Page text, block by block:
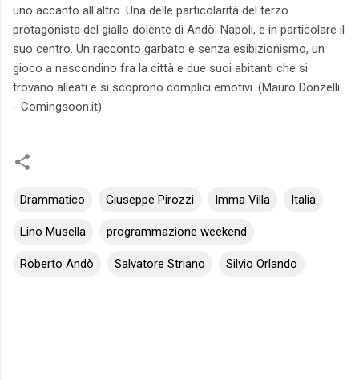
uno accanto all'altro. Una delle particolarità del terzo
protagonista del giallo dolente di Andò: Napoli, e in particolare il
suo centro. Un racconto garbato e senza esibizionismo, un
gioco a nascondino fra la città e due suoi abitanti che si
trovano alleati e si scoprono complici emotivi. (Mauro Donzelli
- Comingsoon.it)
Drammatico Giuseppe Pirozzi Imma Villa Italia
Lino Musella programmazione weekend
Roberto Andò Salvatore Striano Silvio Orlando